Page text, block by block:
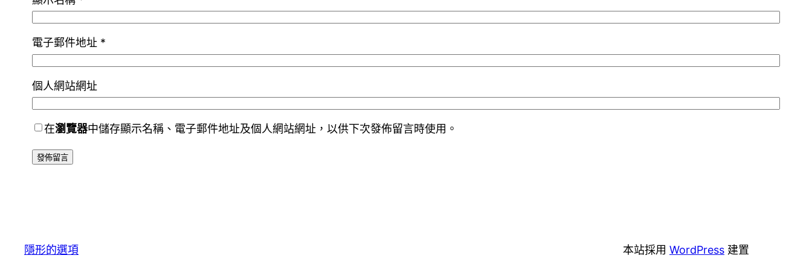
電子郵件地址 *
個人網站網址
在瀏覽器中儲存顯示名稱、電子郵件地址及個人網站網址，以供下次發佈留言時使用。
隱形的選項 本站採用 WordPress 建置